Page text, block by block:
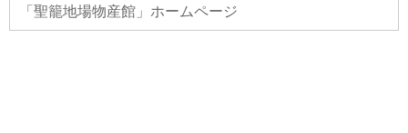
「聖籠地場物産館」ホームページ